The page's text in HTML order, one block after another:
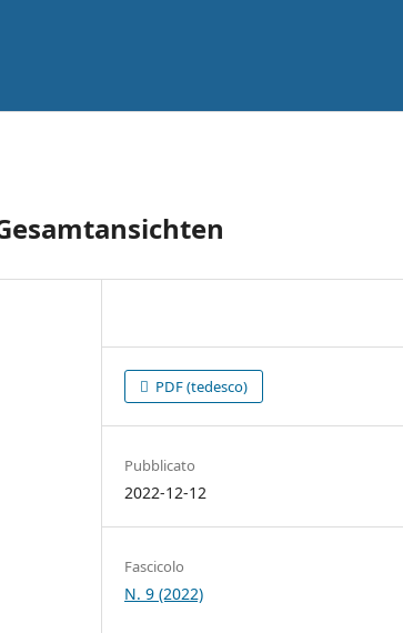
PDF (tedesco)
Pubblicato
2022-12-12
Fascicolo
N. 9 (2022)